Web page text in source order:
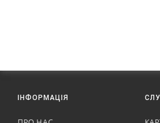
ІНФОРМАЦІЯ